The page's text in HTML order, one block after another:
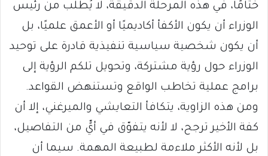
ختامًا، في هذه المرحلة الدقيقة، لا يُطلب من رئيس
الوزراء أن يكون الأكفأ أكاديميًا أو الأعمق علميًا، بل
أن يكون شخصية سياسية تنفيذية قادرة على توحيد
الوزراء حول رؤية مشتركة، وتحويل تلكم الرؤية إلى
برامج عملية تخاطب الواقع وتستنهض القواعد.
ومن هذه الزاوية، يتكافأ التعايشي والميرغني، إلا أن
كفة الأخير ترجح، لا لأنه يتفوّق في أيٍّ من التفاصيل،
بل لأنه الأكثر ملاءمة لطبيعة المهمة. سيما أن